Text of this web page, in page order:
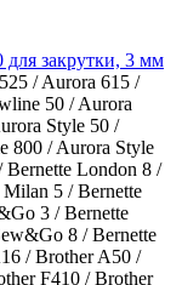
закрутки, 3 мм
/ Aurora 615 /
50 / Aurora
Style 50 /
800 / Aurora Style
Bernette London 8 /
5 / Bernette
3 / Bernette
8 / Bernette
/ Brother A50 /
F410 / Brother